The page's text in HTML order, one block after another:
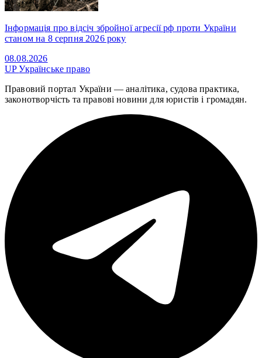
Інформація про відсіч збройної агресії рф проти України
станом на 8 серпня 2026 року
08.08.2026
UPУкраїнське право
Правовий портал України — аналітика, судова практика,
законотворчість та правові новини для юристів і громадян.